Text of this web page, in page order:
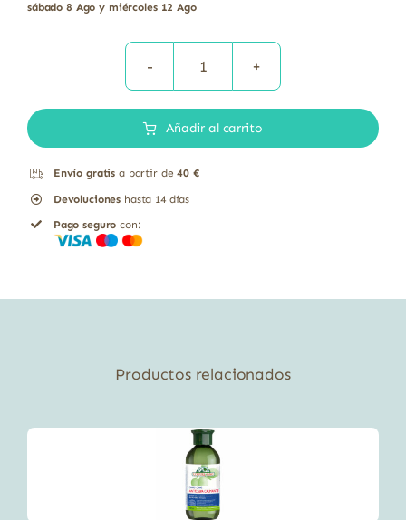
sábado 8 Ago y miércoles 12 Ago
CHAMPU
FRECUENTE
Añadir al carrito
Envío gratis a partir de40 €
Devoluciones hasta 14 días
Pago seguro con:
Productos relacionados